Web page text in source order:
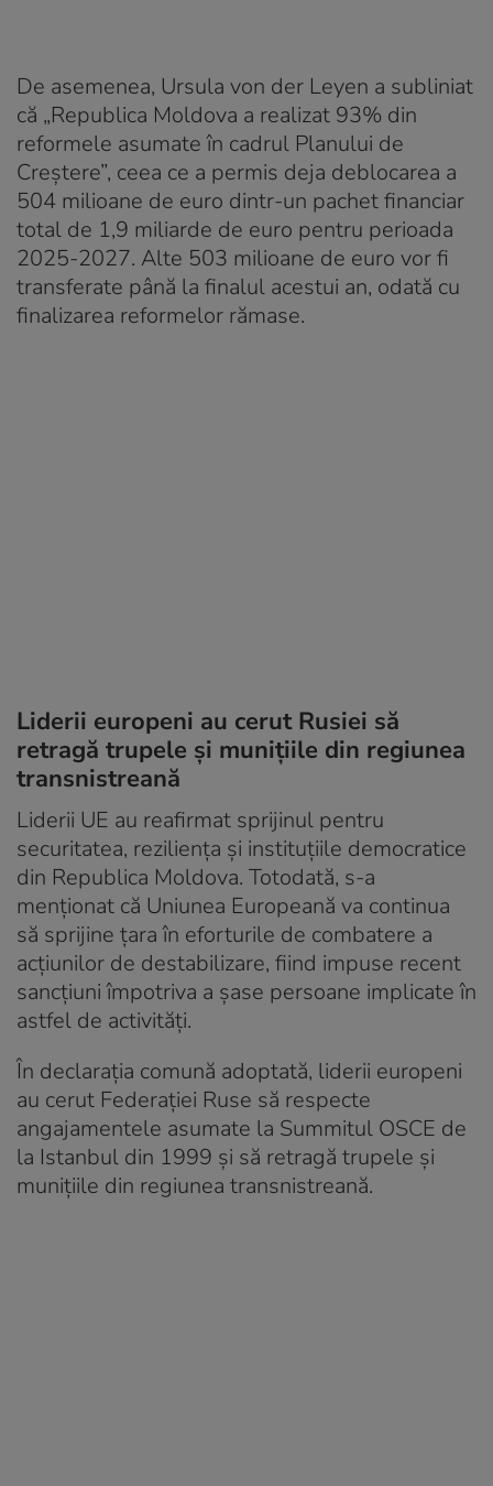
De asemenea, Ursula von der Leyen a subliniat
că „Republica Moldova a realizat 93% din
reformele asumate în cadrul Planului de
Creștere”, ceea ce a permis deja deblocarea a
504 milioane de euro dintr-un pachet financiar
total de 1,9 miliarde de euro pentru perioada
2025-2027. Alte 503 milioane de euro vor fi
transferate până la finalul acestui an, odată cu
finalizarea reformelor rămase.
Liderii europeni au cerut Rusiei să
retragă trupele şi muniţiile din regiunea
transnistreană
Liderii UE au reafirmat sprijinul pentru
securitatea, reziliența și instituțiile democratice
din Republica Moldova. Totodată, s-a
menționat că Uniunea Europeană va continua
să sprijine țara în eforturile de combatere a
acțiunilor de destabilizare, fiind impuse recent
sancțiuni împotriva a șase persoane implicate în
astfel de activități.
În declarația comună adoptată, liderii europeni
au cerut Federației Ruse să respecte
angajamentele asumate la Summitul OSCE de
la Istanbul din 1999 și să retragă trupele și
munițiile din regiunea transnistreană.